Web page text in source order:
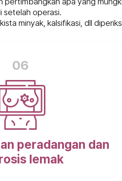
setelah operasi.
minyak, kalsifikasi, dll
06
peradangan dan
lemak